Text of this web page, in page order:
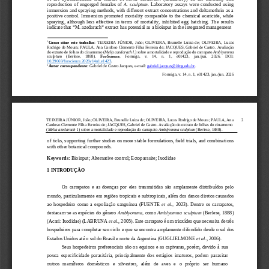
Formiga, v. 14, n. 1, e01423 , jan./jun. 2026
reproduction  of  engorged  females  of A.  sculptum .  Laboratory  assays  were  conducted  using
immersion and spraying methods, with different extract concentrations and deltamethrin as a
positive  control.  Immersion  promoted  mortality  comparable  to  the  chemical  acaricide,  while
spraying,  although  less  effective  in  terms  of  mortality,  inhibited  egg  hatching.  The  results
indicate that *M. azedarach* extract has potential as a bioinput in the integrated management
1 Como  citar  este  trabalho: TEIXEIRA  JÚNIOR, João; OLIVEIRA, Brunelle  Luiza  de;  OLIVEIRA,
Lucas
Rodrigo de Moura; PAULA, Ana Cardoso Clemente Filha Ferreira de; JACQUES, Gabriel de Castro. Avaliação
do extrato de folhas do cinamomo (Melia azedarach l. ) sobre a mortalidade e reprodução do carrapato Amblyomma
sculptum
(Berlese,    1888). ForScience Formiga,    v.    14,    n.    1,    e01423 ,    jan./jun.    2026.
DOI:
10.29069/forscience.2026v14n1.e1423
2 Autor correspondente: Gabriel de Castro Jacques, e- mail: gabriel.jacques@ifmg.edu.br.
TEIXEIRA JÚNIOR, João; OLIVEIRA, Brunelle Luiza de; OLIVEIRA, Lucas Rodrigo de Moura; PAULA, Ana
Cardoso Clemente Filha Ferreira de; JACQUES, Gabriel de Castro. Avaliação do extrato de folhas do cinamomo
( Melia azedarach l.) sobre a mortalidade e reprodução do carrapato Amblyomma sculptum (Berlese, 1888).
2
of ticks, supporting further studies on more stable formulations, field trials, and combinations
with other botanical compounds.
Keywords: Bioinput; Alternative control; Ectoparasite; Ixodidae
1 INTRODUÇÃO
Os  carrapatos  e  as  doenças  por  eles  transmitidas  são  amplamente  distribuídos  pelo
mundo, particularmente em regiões tropicais e subtropicais, além dos danos diretos causados
ao  hospedeiro  como  a  espoliação  sanguínea  (FUENTE et  al., 2023).  Dentre  os  carrapatos
destacam-se as espécies do gênero Amblyomma, como Amblyomma sculptum (Berlese, 1888)
(Acari: Ixodidae) (LABRUNA et al , 2005). Este carrapato é um trioxídeo que necessita de três
hospedeiros para completar seu ciclo e que se encontra amplamente difundido desde o sul dos
Estados Unidos até o sul do Brasil e norte da Argentina (GUGLIELMONE et al
2006).
Seus  hospedeiros  preferenciais  são  os  equinos  e  as  capivaras,  porém,  devido  à  sua
pouca  especificidade  parasitária,  principalmente  dos  estágios imaturos,  podem  parasitar
outros   mamíferos   domésticos   e   silvestres,   além   de   aves   e   o   próprio   ser   humano